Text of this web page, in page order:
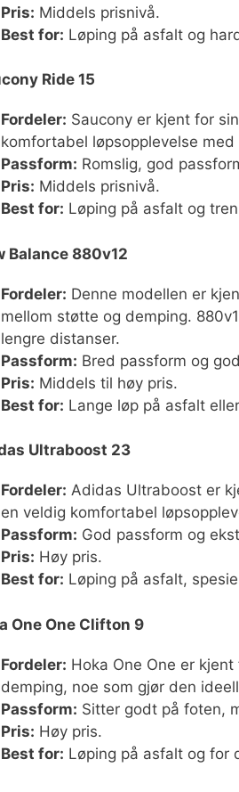
Pris: Middels prisnivå.
Best for: Løping på asfalt og
Ride 15
Fordeler: Saucony er kjent for
komfortabel løpsopplevelse
Passform: Romslig, god
Pris: Middels prisnivå.
Best for: Løping på asfalt og
Balance 880v12
Fordeler: Denne modellen er
mellom støtte og demping.
lengre distanser.
Passform: Bred passform og
Pris: Middels til høy pris.
Best for: Lange løp på asfalt
Ultraboost 23
Fordeler: Adidas Ultraboost er
en veldig komfortabel
Passform: God passform og
Pris: Høy pris.
Best for: Løping på asfalt,
One One Clifton 9
Fordeler: Hoka One One er
demping, noe som gjør den
Passform: Sitter godt på foten,
Pris: Høy pris.
Best for: Løping på asfalt og for